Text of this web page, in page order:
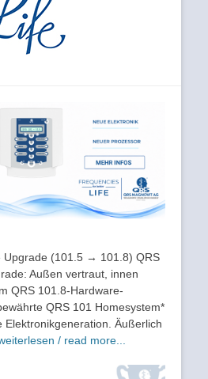
Upgrade (101.5 → 101.8) QRS
Außen vertraut, innen
QRS 101.8-Hardware-
QRS 101 Homesystem*
Elektronikgeneration. Äußerlich
/ read more...